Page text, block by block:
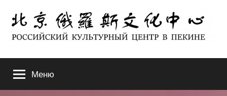
содержимому
北
京
ЦЕНТР
В
Меню